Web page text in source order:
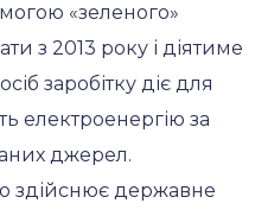
«зеленого»
з 2013 року і діятиме
заробітку діє для
електроенергію за
джерел.
здійснює державне